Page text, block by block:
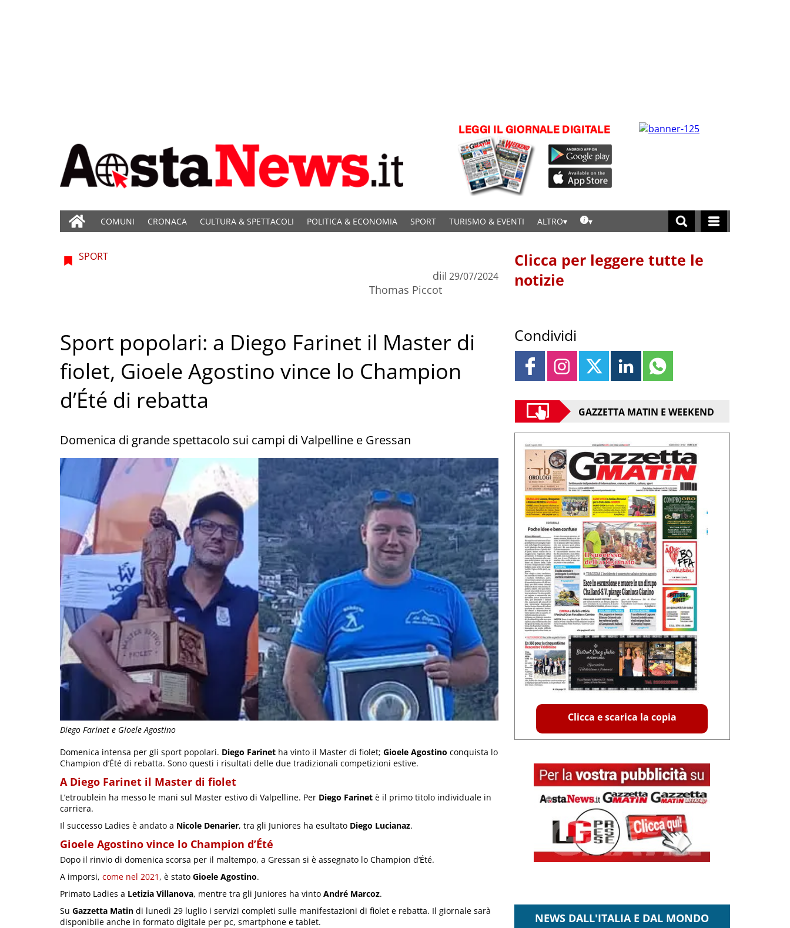
COMUNI CRONACA CULTURA & SPETTACOLI POLITICA & ECONOMIA SPORT TURISMO & EVENTI ALTRO
Diego Farinet e Gioele Agostino
SPORT
di
Thomas Piccot
il 29/07/2024
Sport popolari: a Diego Farinet il Master di
fiolet, Gioele Agostino vince lo Champion
d’Été di rebatta
Domenica di grande spettacolo sui campi di Valpelline e Gressan
Domenica intensa per gli sport popolari. Diego Farinet ha vinto il Master di fiolet; Gioele Agostino conquista lo
Champion d’Été di rebatta. Sono questi i risultati delle due tradizionali competizioni estive.
A Diego Farinet il Master di fiolet
L’etroublein ha messo le mani sul Master estivo di Valpelline. Per Diego Farinet è il primo titolo individuale in
carriera.
Il successo Ladies è andato a Nicole Denarier, tra gli Juniores ha esultato Diego Lucianaz.
Gioele Agostino vince lo Champion d’Été
Dopo il rinvio di domenica scorsa per il maltempo, a Gressan si è assegnato lo Champion d’Été.
A imporsi, come nel 2021 , è stato Gioele Agostino.
Primato Ladies a Letizia Villanova, mentre tra gli Juniores ha vinto André Marcoz.
Su Gazzetta Matin di lunedì 29 luglio i servizi completi sulle manifestazioni di fiolet e rebatta. Il giornale sarà
disponibile anche in formato digitale per pc, smartphone e tablet.
Clicca per leggere tutte le
notizie
Condividi
GAZZETTA MATIN E WEEKEND
Clicca e scarica la copia
NEWS DALL'ITALIA E DAL MONDO